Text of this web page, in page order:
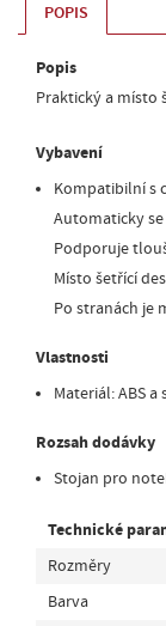
POPIS
Popis
Praktický a místo
Vybavení
Kompatibilní s
Automaticky
Podporuje
Místo šetřící
Po stranách je
Vlastnosti
Materiál: ABS a
Rozsah dodávky
Stojan pro
Technické
Rozměry
Barva